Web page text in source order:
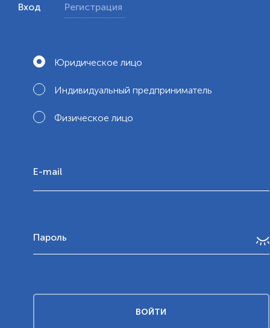
Вход Регистрация
Юридическое лицо
Индивидуальный предприниматель
Физическое лицо
E-mail
Пароль